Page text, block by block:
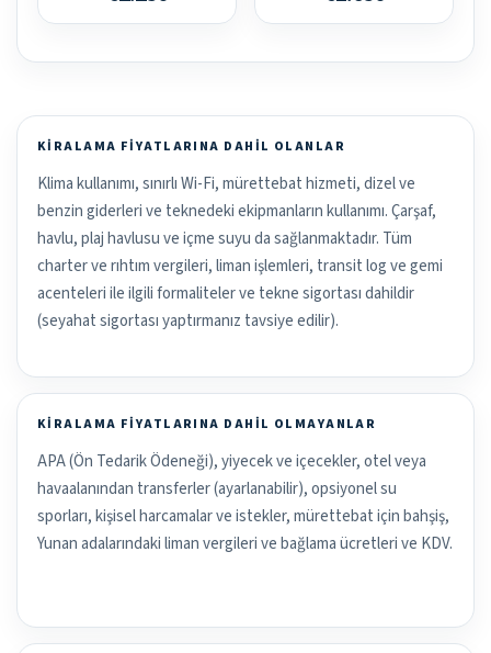
KIRALAMA FIYATLARINA DAHIL OLANLAR
Klima kullanımı, sınırlı Wi-Fi, mürettebat hizmeti, dizel ve
benzin giderleri ve teknedeki ekipmanların kullanımı. Çarşaf,
havlu, plaj havlusu ve içme suyu da sağlanmaktadır. Tüm
charter ve rıhtım vergileri, liman işlemleri, transit log ve gemi
acenteleri ile ilgili formaliteler ve tekne sigortası dahildir
(seyahat sigortası yaptırmanız tavsiye edilir).
KIRALAMA FIYATLARINA DAHIL OLMAYANLAR
APA (Ön Tedarik Ödeneği), yiyecek ve içecekler, otel veya
havaalanından transferler (ayarlanabilir), opsiyonel su
sporları, kişisel harcamalar ve istekler, mürettebat için bahşiş,
Yunan adalarındaki liman vergileri ve bağlama ücretleri ve KDV.